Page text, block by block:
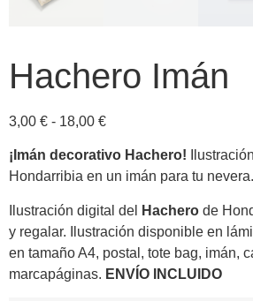
Hachero Imán
3,00 € - 18,00 €
¡Imán decorativo Hachero!
Hondarribia en un imán para tu nevera.
Ilustración digital del Hachero de
y regalar. Ilustración disponible en
en tamaño A4, postal, tote bag, imán,
marcapáginas. ENVÍO INCLUIDO